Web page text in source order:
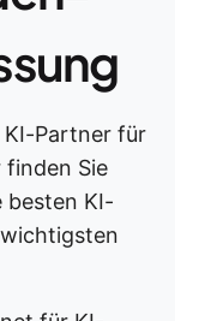
Partner für
Sie
besten KI-